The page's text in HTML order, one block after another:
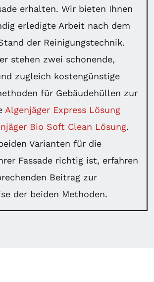
erhalten. Wir bieten Ihnen
erledigte Arbeit nach dem
der Reinigungstechnik.
stehen zwei schonende,
zugleich kostengünstige
für Gebäudehüllen zur
Algenjäger Express Lösung
Bio Soft Clean Lösung.
Varianten für die
Fassade richtig ist, erfahren
Beitrag zur
der beiden Methoden.